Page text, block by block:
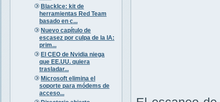
BlackIce: kit de
herramientas Red Team
basado en c...
Nuevo capítulo de
escasez por culpa de la IA:
prim...
El CEO de Nvidia niega
que EE.UU. quiera
trasladar...
Microsoft elimina el
soporte para módems de
acceso...